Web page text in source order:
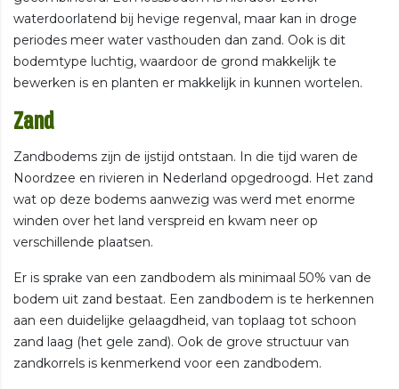
waterdoorlatend bij hevige regenval, maar kan in droge
periodes meer water vasthouden dan zand. Ook is dit
bodemtype luchtig, waardoor de grond makkelijk te
bewerken is en planten er makkelijk in kunnen wortelen.
Zand
Zandbodems zijn de ijstijd ontstaan. In die tijd waren de
Noordzee en rivieren in Nederland opgedroogd. Het zand
wat op deze bodems aanwezig was werd met enorme
winden over het land verspreid en kwam neer op
verschillende plaatsen.
Er is sprake van een zandbodem als minimaal 50% van de
bodem uit zand bestaat. Een zandbodem is te herkennen
aan een duidelijke gelaagdheid, van toplaag tot schoon
zand laag (het gele zand). Ook de grove structuur van
zandkorrels is kenmerkend voor een zandbodem.